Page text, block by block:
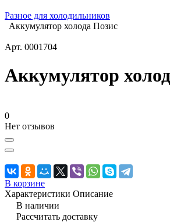
Разное для холодильников
Аккумулятор холода Позис
Арт. 0001704
Аккумулятор
0
Нет отзывов
В корзине
Характеристики Описание
В наличии
Рассчитать доставку